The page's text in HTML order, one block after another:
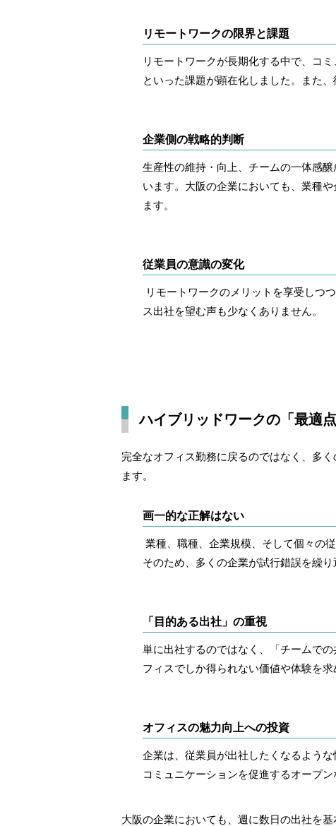
リモートワークの限界と課題
リモートワークが長期化する中で、コ
といった課題が顕在化しました。また
企業側の戦略的判断
生産性の維持・向上、チームの一体感
います。大阪の企業においても、業種
ます。
従業員の意識の変化
リモートワークのメリットを享受しつ
ス出社を望む声も少なくありません。
ハイブリッドワークの「最適
完全なオフィス勤務に戻るのではなく、多
ます。
画一的な正解はない
業種、職種、企業規模、そして個々の
そのため、多くの企業が試行錯誤を繰
「目的ある出社」の重視
単に出社するのではなく、「チームで
フィスでしか得られない価値や体験を
オフィスの魅力向上への投資
企業は、従業員が出社したくなるよう
コミュニケーションを促進するオープ
大阪の企業においても、週に数日の出社を